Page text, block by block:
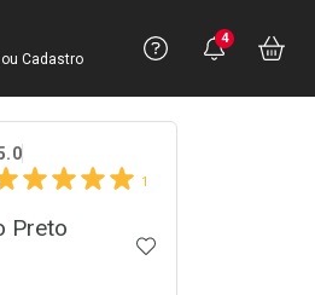
Conta
Cadastro
Precisa
Ver Recursos
Você
4
1
Preto
ADICIONAR AOS